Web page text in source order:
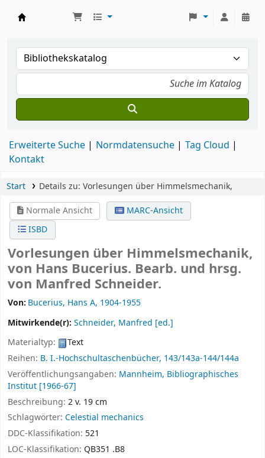
Erweiterte Suche Normdatensuche
Tag Cloud
Kontakt
Start Details zu: Vorlesungen über Himmelsmechanik,
Normale Ansicht
MARC-Ansicht
ISBD
Vorlesungen über Himmelsmechanik,
von Hans Bucerius. Bearb. und hrsg.
von Manfred Schneider.
Von: Bucerius, Hans A, 1904-1955
Mitwirkende(r): Schneider, Manfred [ed.]
Materialtyp:
Text
Reihen: B. I.-Hochschultaschenbücher, 143/143a-144/144a
Veröffentlichungsangaben: Mannheim, Bibliographisches
Institut [1966-67]
Beschreibung: 2 v. 19 cm
Schlagwörter: Celestial mechanics
DDC-Klassifikation: 521
LOC-Klassifikation: QB351 .B8